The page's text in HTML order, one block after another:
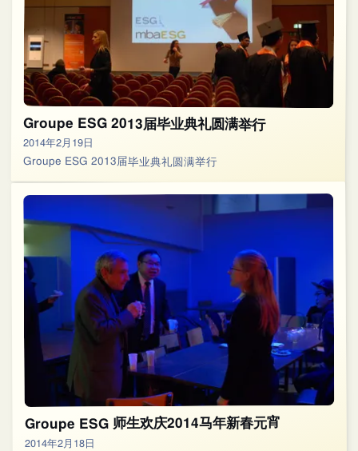
Groupe ESG 2013届毕业典礼圆满举行
2014年2月19日
Groupe ESG 2013届毕业典礼圆满举行
Groupe ESG 师生欢庆2014马年新春元宵
2014年2月18日